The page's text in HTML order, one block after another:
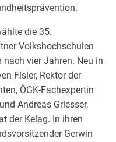
die 35.
Volkshochschulen
vier Jahren. Neu in
Fisler, Rektor der
ÖGK-Fachexpertin
Andreas Griesser,
der Kelag. In ihren
Gerwin